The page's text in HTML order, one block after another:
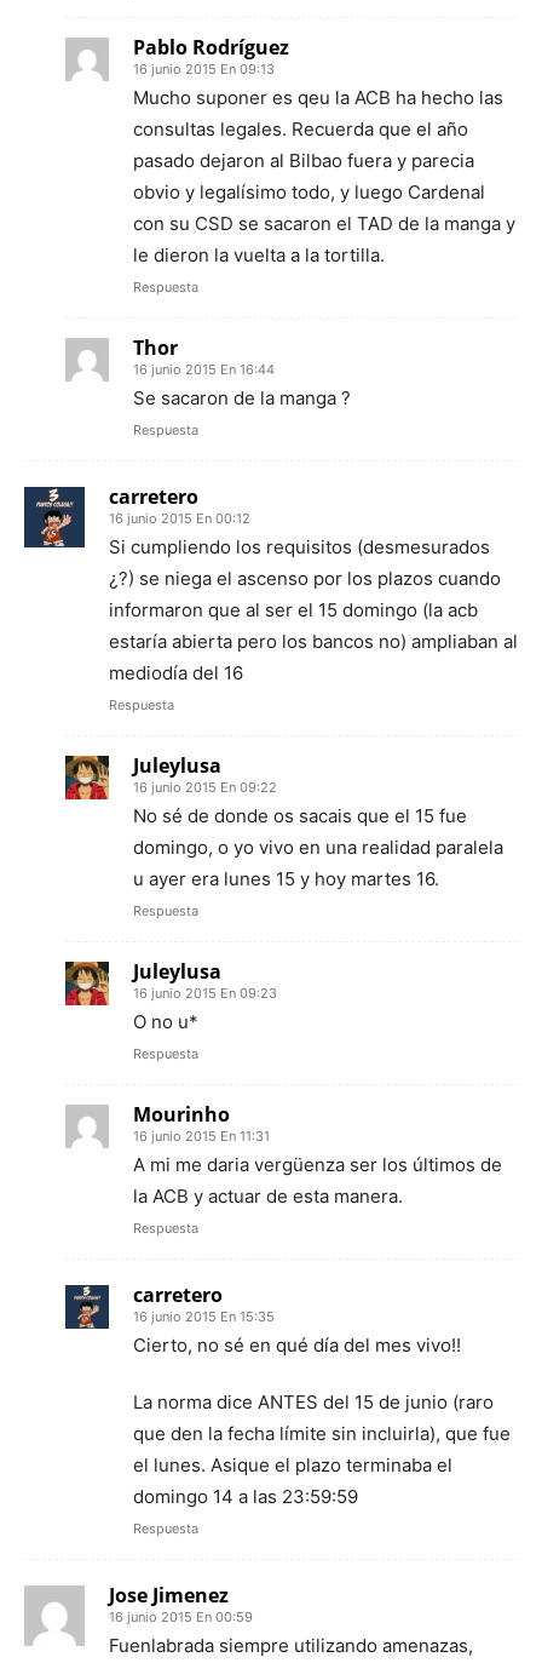
Pablo Rodríguez
16 junio 2015 En 09:13
Mucho suponer es qeu la ACB ha hecho las
consultas legales. Recuerda que el año
pasado dejaron al Bilbao fuera y parecia
obvio y legalísimo todo, y luego Cardenal
con su CSD se sacaron el TAD de la manga y
le dieron la vuelta a la tortilla.
Respuesta
Thor
16 junio 2015 En 16:44
Se sacaron de la manga ?
Respuesta
carretero
16 junio 2015 En 00:12
Si cumpliendo los requisitos (desmesurados
¿?) se niega el ascenso por los plazos cuando
informaron que al ser el 15 domingo (la acb
estaría abierta pero los bancos no) ampliaban al
mediodía del 16
Respuesta
Juleylusa
16 junio 2015 En 09:22
No sé de donde os sacais que el 15 fue
domingo, o yo vivo en una realidad paralela
u ayer era lunes 15 y hoy martes 16.
Respuesta
Juleylusa
16 junio 2015 En 09:23
O no u*
Respuesta
Mourinho
16 junio 2015 En 11:31
A mi me daria vergüenza ser los últimos de
la ACB y actuar de esta manera.
Respuesta
carretero
16 junio 2015 En 15:35
Cierto, no sé en qué día del mes vivo!!
La norma dice ANTES del 15 de junio (raro
que den la fecha límite sin incluirla), que fue
el lunes. Asique el plazo terminaba el
domingo 14 a las 23:59:59
Respuesta
Jose Jimenez
16 junio 2015 En 00:59
Fuenlabrada siempre utilizando amenazas,